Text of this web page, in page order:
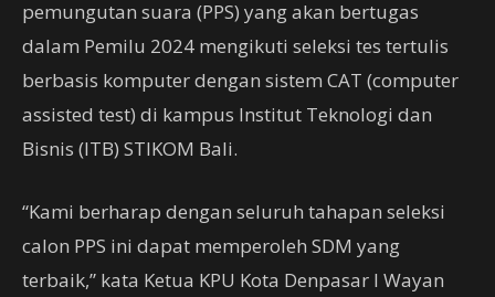
pemungutan suara (PPS) yang akan bertugas
dalam Pemilu 2024 mengikuti seleksi tes tertulis
berbasis komputer dengan sistem CAT (computer
assisted test) di kampus Institut Teknologi dan
Bisnis (ITB) STIKOM Bali.
“Kami berharap dengan seluruh tahapan seleksi
calon PPS ini dapat memperoleh SDM yang
terbaik,” kata Ketua KPU Kota Denpasar I Wayan